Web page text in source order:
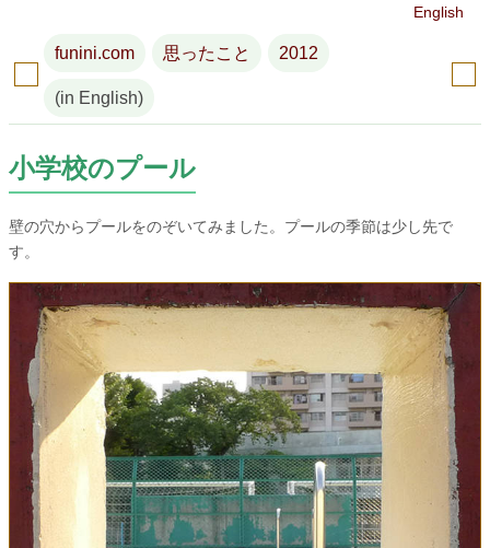
English
funini.com 思ったこと 2012
(in English)
小学校のプール
壁の穴からプールをのぞいてみました。プールの季節は少し先で
す。